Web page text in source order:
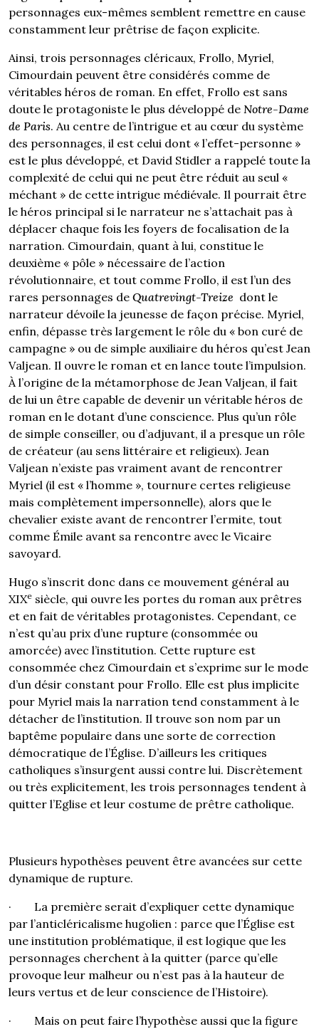
personnages eux-mêmes semblent remettre en cause
constamment leur prêtrise de façon explicite.
Ainsi, trois personnages cléricaux, Frollo, Myriel,
Cimourdain peuvent être considérés comme de
véritables héros de roman. En effet, Frollo est sans
doute le protagoniste le plus développé de Notre-Dame
de Paris. Au centre de l’intrigue et au cœur du système
des personnages, il est celui dont « l’effet-personne »
est le plus développé, et David Stidler a rappelé toute la
complexité de celui qui ne peut être réduit au seul «
méchant » de cette intrigue médiévale. Il pourrait être
le héros principal si le narrateur ne s’attachait pas à
déplacer chaque fois les foyers de focalisation de la
narration. Cimourdain, quant à lui, constitue le
deuxième « pôle » nécessaire de l’action
révolutionnaire, et tout comme Frollo, il est l’un des
rares personnages de Quatrevingt-Treize dont le
narrateur dévoile la jeunesse de façon précise. Myriel,
enfin, dépasse très largement le rôle du « bon curé de
campagne » ou de simple auxiliaire du héros qu’est Jean
Valjean. Il ouvre le roman et en lance toute l’impulsion.
À l’origine de la métamorphose de Jean Valjean, il fait
de lui un être capable de devenir un véritable héros de
roman en le dotant d’une conscience. Plus qu’un rôle
de simple conseiller, ou d’adjuvant, il a presque un rôle
de créateur (au sens littéraire et religieux). Jean
Valjean n’existe pas vraiment avant de rencontrer
Myriel (il est « l’homme », tournure certes religieuse
mais complètement impersonnelle), alors que le
chevalier existe avant de rencontrer l’ermite, tout
comme Émile avant sa rencontre avec le Vicaire
savoyard.
Hugo s’inscrit donc dans ce mouvement général au
XIXe siècle, qui ouvre les portes du roman aux prêtres
et en fait de véritables protagonistes. Cependant, ce
n’est qu’au prix d’une rupture (consommée ou
amorcée) avec l’institution. Cette rupture est
consommée chez Cimourdain et s’exprime sur le mode
d’un désir constant pour Frollo. Elle est plus implicite
pour Myriel mais la narration tend constamment à le
détacher de l’institution. Il trouve son nom par un
baptême populaire dans une sorte de correction
démocratique de l’Église. D’ailleurs les critiques
catholiques s’insurgent aussi contre lui. Discrètement
ou très explicitement, les trois personnages tendent à
quitter l’Eglise et leur costume de prêtre catholique.
Plusieurs hypothèses peuvent être avancées sur cette
dynamique de rupture.
· La première serait d’expliquer cette dynamique
par l’anticléricalisme hugolien : parce que l’Église est
une institution problématique, il est logique que les
personnages cherchent à la quitter (parce qu’elle
provoque leur malheur ou n’est pas à la hauteur de
leurs vertus et de leur conscience de l’Histoire).
· Mais on peut faire l’hypothèse aussi que la figure